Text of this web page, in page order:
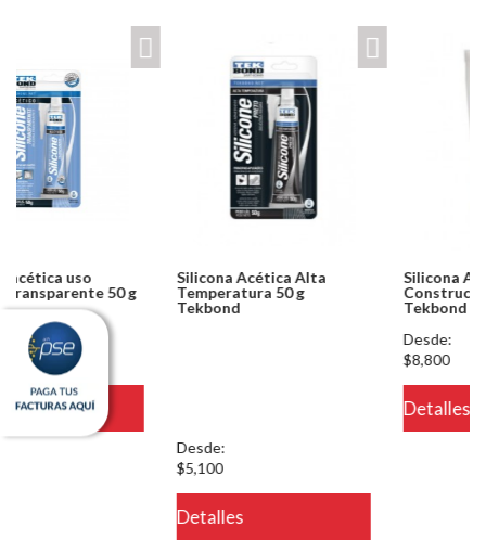
Silicona Acética Alta
Temperatura 50 g
Tekbond
Notice: Undefined index:
usuario in
/PageGearCloud/www/html/es/dominios/
on line 721
Silicona Acética
Construcción 270 ml